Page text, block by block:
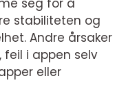
seg for å
stabiliteten og
Andre årsaker
i appen selv
eller